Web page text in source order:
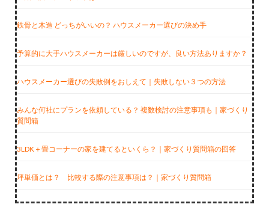
鉄骨と木造 どっちがいいの？ ハウスメーカー選びの決め手
予算的に大手ハウスメーカーは厳しいのですが、良い方法ありますか？
ハウスメーカー選びの失敗例をおしえて｜失敗しない３つの方法
みんな何社にプランを依頼している？ 複数検討の注意事項も｜家づくり
質問箱
3LDK＋畳コーナーの家を建てるといくら？｜家づくり質問箱の回答
坪単価とは？ 比較する際の注意事項は？｜家づくり質問箱